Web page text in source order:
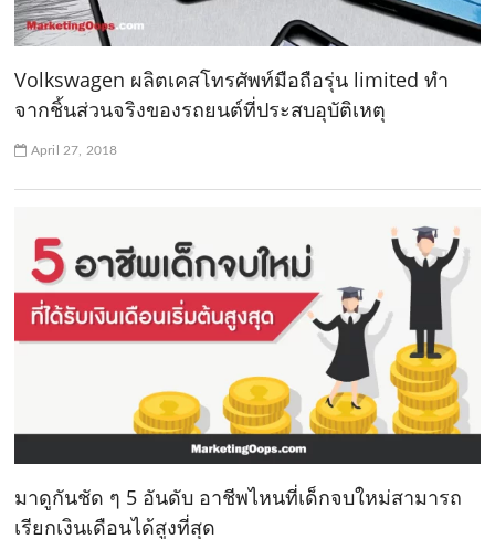
Volkswagen ผลิตเคสโทรศัพท์มือถือรุ่น limited ทำ
จากชิ้นส่วนจริงของรถยนต์ที่ประสบอุบัติเหตุ
April 27, 2018
มาดูกันชัด ๆ 5 อันดับ อาชีพไหนที่เด็กจบใหม่สามารถ
เรียกเงินเดือนได้สูงที่สุด